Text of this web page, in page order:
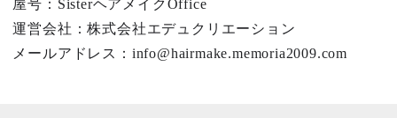
屋号：SisterヘアメイクOffice
運営会社：株式会社エデュクリエーション
メールアドレス：info@hairmake.memoria2009.com